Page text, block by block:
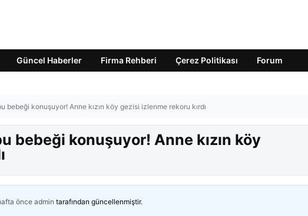
Güncel Haberler Firma Rehberi Çerez Politikası Forum
bebeği konuşuyor! Anne kızın köy gezisi izlenme rekoru kırdı
bebeği konuşuyor! Anne kızın köy
önce admin tarafından güncellenmiştir.